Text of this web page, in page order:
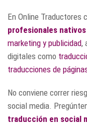
En Online Traductores
profesionales nativos
marketing y publicidad,
digitales como
traducciones de
No conviene correr
social media.
traducción en social